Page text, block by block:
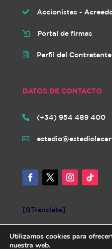
 Accionistas -
l Portal de firmas
i Perfil del Contratante
DATOS DE CONTACTO
 (+34) 954 489 400

[GTranslate]
Utilizamos cookies para
nuestra web.